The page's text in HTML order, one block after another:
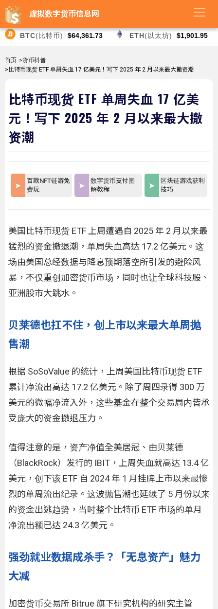
虚拟数字货币信息网
BTC(比特币) $64,361.73 ETH(以太坊) $1,901.95
首页 >货币科普
>比特币现货 ETF 单周失血 17 亿美元！写下 2025 年 2 月以来最大撤资潮
比特币现货 ETF 单周失血 17 亿美
元！写下 2025 年 2 月以来最大撤
资潮
百款NFT链游免
费玩
数字货币支付图
解教程
区块链游戏获利
技巧
美国比特币现货 ETF 上周遭遇自 2025 年 2 月以来最
猛烈的资金撤退潮，单周失血高达 17.2 亿美元。这
场由美国总经数据与降息预期落空所引发的避险风
暴，不仅重创加密货币市场，同时也让全球科技股、
亚洲股市大跳水。
贝莱德也扛不住，创上市以来最大单周抛
售潮
根据 SoSoValue 的统计，上周美国比特币现货 ETF
累计净流出高达 17.2 亿美元。除了周四录得 300 万
美元的微幅净流入外，这些基金在整个交易周内皆承
受庞大的资金撤退压力。
值得注意的是，资产净值全美居冠、由贝莱德
（BlackRock）发行的 IBIT，上周失血就高达 13.4 亿
美元，创下该 ETF 自 2024 年 1 月挂牌上市以来最惨
烈的单周流出纪录。这波抛售潮也延续了 5 月份以来
的资金出逃趋势，当时整个比特币 ETF 市场的单月
净流出额已达 24.3 亿美元。
强劲就业数据成杀手？「无息资产」魅力
大减
加密货币交易所 Bitrue 旗下研究机构的研究主管